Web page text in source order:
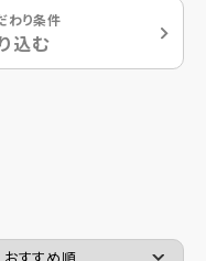
わり条件
込む